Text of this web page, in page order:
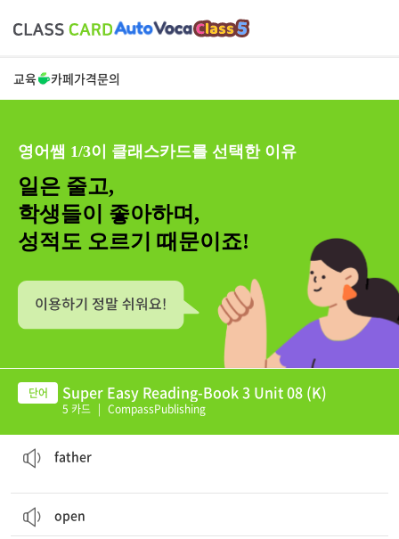
교육 카페가격문의
영어쌤 1/3이 클래스카드를 선택한 이유
일은 줄고,
학생들이 좋아하며,
성적도 오르기 때문이죠!
Super Easy Reading-Book 3 Unit 08 (K)
5 카드 | CompassPublishing
father
open